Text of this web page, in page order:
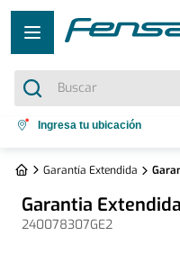
Buscar
Términos más buscados
3. bottom freezer
Ingresa tu ubicación
Garantía Extendida
Garantia
240078307GE2